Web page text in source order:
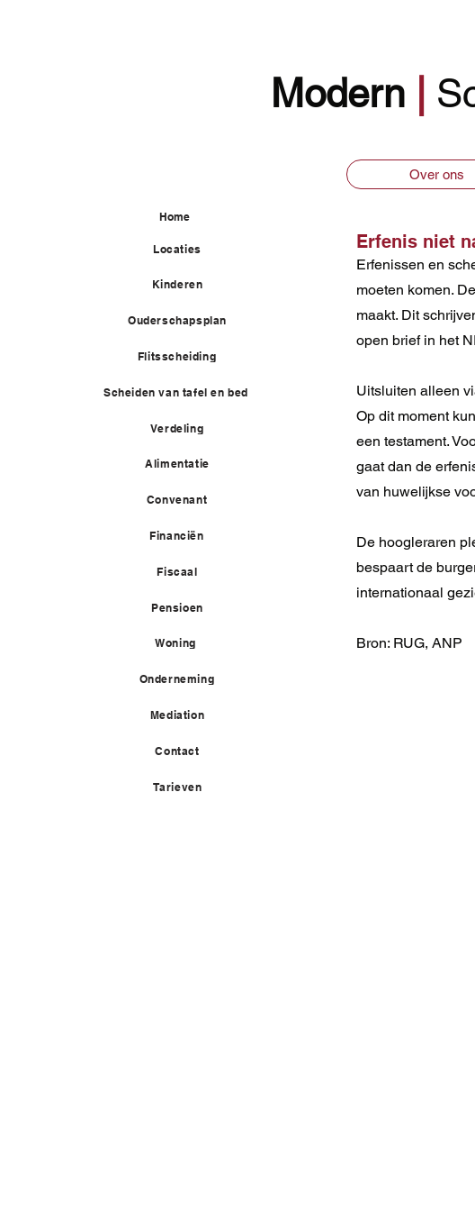
Modern
Over ons
Home
Locaties
Kinderen
Ouderschapsplan
Flitsscheiding
Scheiden van tafel en bed
Verdeling
Alimentatie
Convenant
Financiën
Fiscaal
Pensioen
Woning
Onderneming
Mediation
Contact
Tarieven
Erfenis niet
Erfenissen en
moeten komen.
maakt. Dit
open brief in het
Uitsluiten alleen
Op dit moment
een testament.
gaat dan de
van huwelijkse
De hoogleraren
bespaart de
internationaal
Bron: RUG, ANP